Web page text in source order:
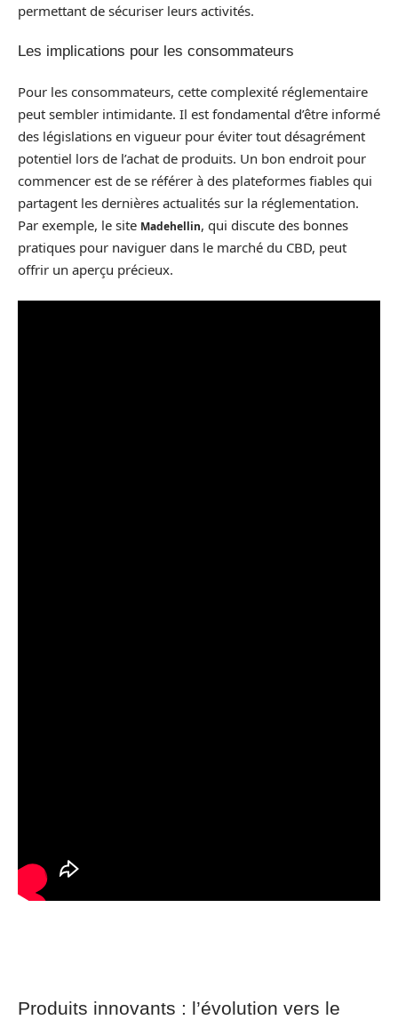
permettant de sécuriser leurs activités.
Les implications pour les consommateurs
Pour les consommateurs, cette complexité réglementaire
peut sembler intimidante. Il est fondamental d’être informé
des législations en vigueur pour éviter tout désagrément
potentiel lors de l’achat de produits. Un bon endroit pour
commencer est de se référer à des plateformes fiables qui
partagent les dernières actualités sur la réglementation.
Par exemple, le site Madehellin, qui discute des bonnes
pratiques pour naviguer dans le marché du CBD, peut
offrir un aperçu précieux.
Produits innovants : l’évolution vers le